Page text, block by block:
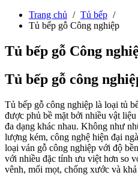
Trang chủ / Tủ bếp /
Tủ bếp gỗ Công nghiệp
Tủ bếp gỗ Công
Tủ bếp gỗ công
Tủ bếp gỗ công nghiệp là loại tủ
được phủ bề mặt bởi nhiều vật
đa dạng khác nhau. Không như
lượng kém, công nghệ hiện đại
loại ván gỗ công nghiệp với độ
với nhiều đặc tính ưu việt hơn so
vênh, mối mọt, chống xước và